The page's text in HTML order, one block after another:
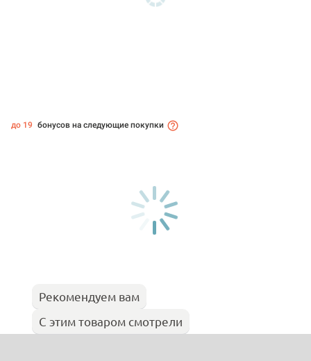
до 19 бонусов на следующие покупки
Рекомендуем вам
С этим товаром смотрели